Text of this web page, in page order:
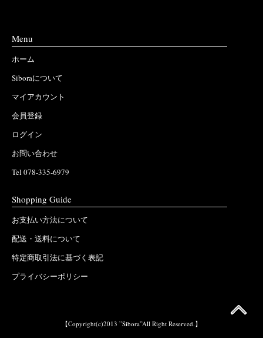
Menu
ホーム
Siboraについて
マイアカウント
会員登録
ログイン
お問い合わせ
Tel 078-335-6979
Shopping Guide
お支払い方法について
配送・送料について
特定商取引法に基づく表記
プライバシーポリシー
【Copyright(c)2013 ”Sibora”All Right Reserved.】